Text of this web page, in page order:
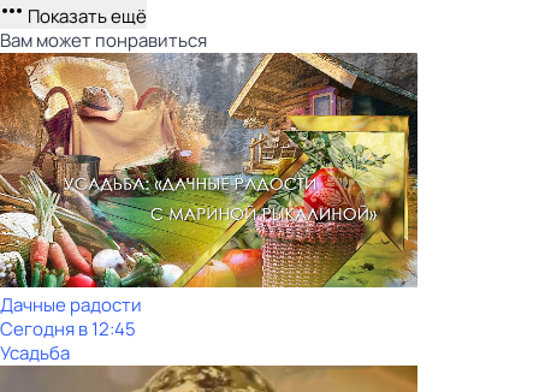
Показать ещё
Вам может понравиться
Дачные радости
Сегодня в 12:45
Усадьба